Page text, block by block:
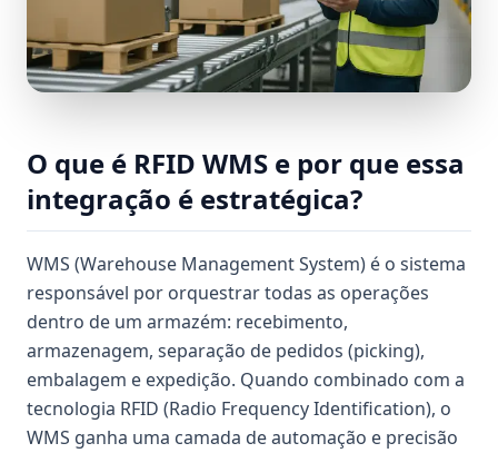
O que é RFID WMS e por que essa
integração é estratégica?
WMS (Warehouse Management System) é o sistema
responsável por orquestrar todas as operações
dentro de um armazém: recebimento,
armazenagem, separação de pedidos (picking),
embalagem e expedição. Quando combinado com a
tecnologia RFID (Radio Frequency Identification), o
WMS ganha uma camada de automação e precisão